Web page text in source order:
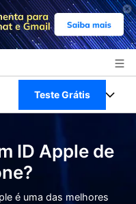
Teste Grátis
ID Apple de
é uma das melhores